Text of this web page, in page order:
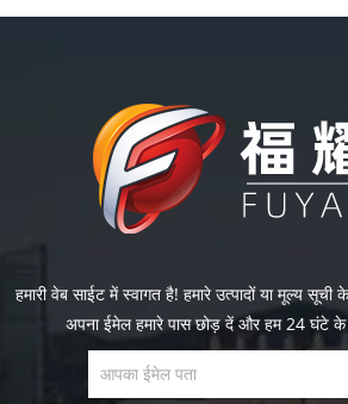
हमारी वेब साईट में स्वागत है! हमारे उत्पादों या मूल्य
अपना ईमेल हमारे पास छोड़ दें और हम 24 घंटे के